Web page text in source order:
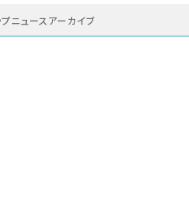
プニュースアーカイブ